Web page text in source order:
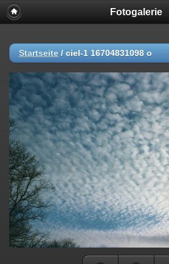
Fotogalerie
Startseite / ciel-1 16704831098 o